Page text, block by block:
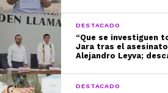
DESTACADO
“Que se investiguen
Jara tras el
Alejandro Leyva;
DESTACADO